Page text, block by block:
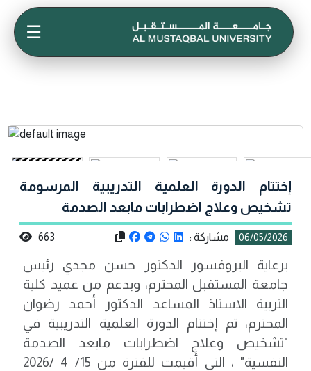
☰
إختتام الدورة العلمية التدريبية المرسومة
تشخيص وعلاج اضطرابات مابعد الصدمة
06/05/2026 مشاركة : 663
برعاية البروفسور الدكتور حسن مجدي رئيس
جامعة المستقبل المحترم، وبدعم من عميد كلية
التربية الاستاذ المساعد الدكتور أحمد رضوان
المحترم، تم إختتام الدورة العلمية التدريبية في
"تشخيص وعلاج اضطرابات مابعد الصدمة
النفسية" ، التي أقيمت للفترة من 15/ 4 /2026